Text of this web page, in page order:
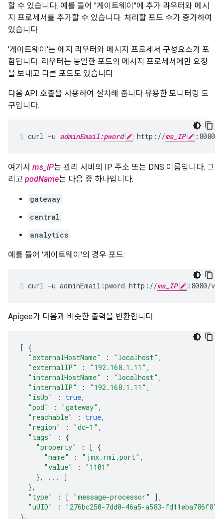
할 수 있습니다. 예를 들어 "게이트웨이"에 추가 라우터와 메시
지 프로세서를 추가할 수 있습니다. 처리할 포드 수가 증가하여
있습니다
'게이트웨이'는 에지 라우터와 메시지 프로세서 구성요소가 포
함됩니다. 라우터는 동일한 포드의 메시지 프로세서에만 요청
을 보내고 다른 포드도 있습니다
다음 API 호출을 사용하여 설치해 줍니다 유용한 모니터링 도
구입니다.
curl -u adminEmail:pword http://ms_IP :8080/
여기서 ms_IP는 관리 서버의 IP 주소 또는 DNS 이름입니다. 그
리고 podName는 다음 중 하나입니다.
gateway
central
analytics
예를 들어 '게이트웨이'의 경우 포드:
curl -u adminEmail:pword http://ms_IP :8080/
Apigee가 다음과 비슷한 출력을 반환합니다.
[ {
"externalHostName"
: "localhost" ,
"externalIP"
: "192.168.1.11" ,
"internalHostName"
: "localhost" ,
"internalIP"
: "192.168.1.11" ,
"isUp"
: true,
"pod"
: "gateway" ,
"reachable"
: true,
"region"
: "dc-1" ,
"tags"
:
{
"property"
: [ {
"name"
: "jmx.rmi.port" ,
"value"
:
"1101"
},
...
]
},
"type"
: [ "message-processor"
],
"uUID"
:
"276bc250-7dd0-46a5-a583-fd11eba786f8"
},